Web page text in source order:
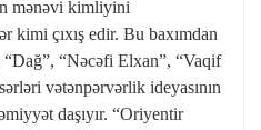
mənəvi kimliyini
kimi çıxış edir. Bu baxımdan
“Nəcəfi Elxan”, “Vaqif
vətənpərvərlik ideyasının
daşıyır. “Oriyentir